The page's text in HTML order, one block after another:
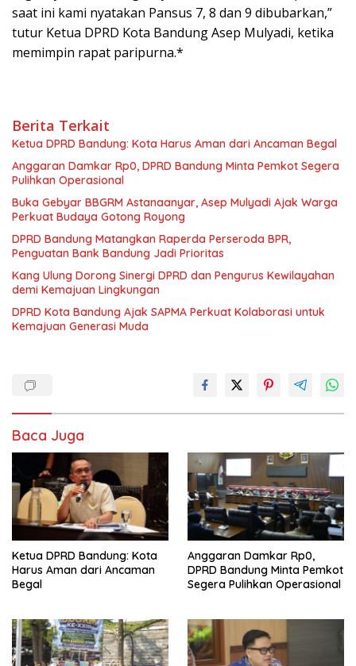
saat ini kami nyatakan Pansus 7, 8 dan 9 dibubarkan,”
tutur Ketua DPRD Kota Bandung Asep Mulyadi, ketika
memimpin rapat paripurna.*
Berita Terkait
Ketua DPRD Bandung: Kota Harus Aman dari Ancaman Begal
Anggaran Damkar Rp0, DPRD Bandung Minta Pemkot Segera
Pulihkan Operasional
Buka Gebyar BBGRM Astanaanyar, Asep Mulyadi Ajak Warga
Perkuat Budaya Gotong Royong
DPRD Bandung Matangkan Raperda Perseroda BPR,
Penguatan Bank Bandung Jadi Prioritas
Kang Ulung Dorong Sinergi DPRD dan Pengurus Kewilayahan
demi Kemajuan Lingkungan
DPRD Kota Bandung Ajak SAPMA Perkuat Kolaborasi untuk
Kemajuan Generasi Muda
Baca Juga
Ketua DPRD Bandung: Kota
Harus Aman dari Ancaman
Begal
Anggaran Damkar Rp0,
DPRD Bandung Minta Pemkot
Segera Pulihkan Operasional